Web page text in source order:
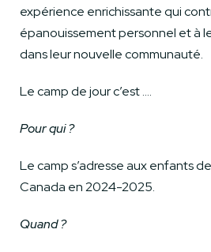
expérience enrichissante qui
épanouissement personnel et à
dans leur nouvelle communauté.
Le camp de jour c’est ….
Pour qui ?
Le camp s’adresse aux enfants
Canada en 2024-2025.
Quand ?